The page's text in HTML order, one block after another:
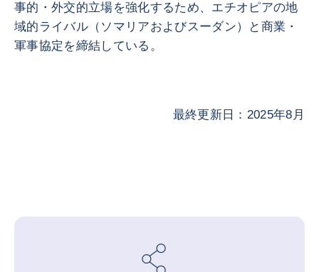
事的・外交的立場を強化するため、エチオピアの地
域的ライバル（ソマリアおよびスーダン）と商業・
軍事協定を締結している。
最終更新日：2025年8月